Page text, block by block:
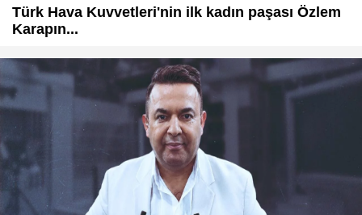
Türk Hava Kuvvetleri'nin ilk kadın paşası Özlem
Karapın...